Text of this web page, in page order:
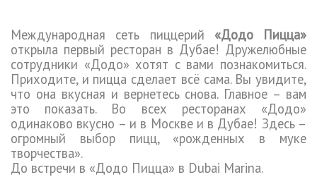
Международная сеть пиццерий «Додо Пицца»
открыла первый ресторан в Дубае! Дружелюбные
сотрудники «Додо» хотят с вами познакомиться.
Приходите, и пицца сделает всё сама. Вы увидите,
что она вкусная и вернетесь снова. Главное – вам
это показать. Во всех ресторанах «Додо»
одинаково вкусно – и в Москве и в Дубае! Здесь –
огромный выбор пицц, «рожденных в муке
творчества».
До встречи в «Додо Пицца» в Dubai Marina.